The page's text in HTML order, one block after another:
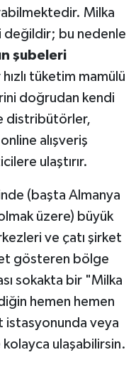
Milka
değildir; bu nedenle
şubeleri
tüketim mamülü
doğrudan kendi
distribütörler,
alışveriş
ulaştırır.
(başta Almanya
üzere) büyük
ve çatı şirket
gösteren bölge
sokakta bir "Milka
hemen hemen
istasyonunda veya
kolayca ulaşabilirsin.